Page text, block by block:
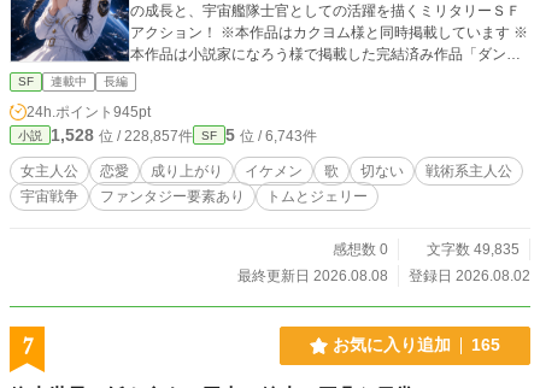
の成長と、宇宙艦隊士官としての活躍を描くミリタリーＳＦ
アクション！ ※本作品はカクヨム様と同時掲載しています ※
本作品は小説家になろう様で掲載した完結済み作品「ダンス
部の愛ちゃん、戦闘スキルは皆無だけど、爆裂ヨーヨーでゴ
ブリン相手に無双しますよ。でも、本当に得意なのはダンス
と浄化魔法なんです」と同じ世界で進行するお話です ※一部
お話、登場人物が重複しています ※本作品には事実調査、ア
イディア出し、表紙画像、方言への翻訳にOpenAIのChatGPT
を使用しています
SF 連載中 長編
24h.ポイント 945pt
小説 1,528 位 / 228,857件 SF 5 位 / 6,743件
女主人公 恋愛 成り上がり イケメン 歌 切ない
戦術系主人公
宇宙戦争
ファンタジー要素あり トムとジェリー
感想数 0
文字数 49,835
最終更新日 2026.08.08
登録日 2026.08.02
7 お気に入り追加 165